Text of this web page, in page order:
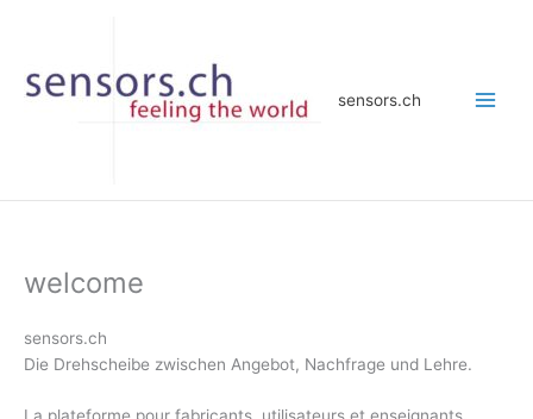
sensors.ch
welcome
sensors.ch
Die Drehscheibe zwischen Angebot, Nachfrage und Lehre.